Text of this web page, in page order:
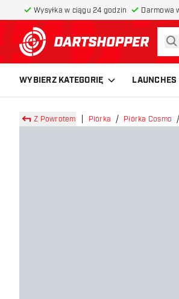
Wysyłka w ciągu 24 godzin Darmowa
powrót do strony
WYBIERZ KATEGORIĘ LAUNCHES
Z Powrotem Piórka Piórka Cosmo